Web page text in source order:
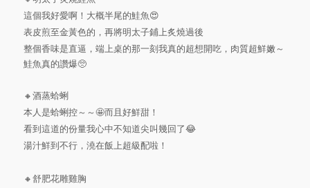
這個我好愛啊！大概半尾的鮭魚😍
表皮煎至金黃色的，再將明太子鋪上炙燒過後
整個香味是直逼，端上桌的那一刻我真的超想開吃，肉質超鮮嫩～
鮭魚真的讚爆🥺
🔸酒蒸蛤蜊
本人是蛤蜊控～～🤩而且好鮮甜！
看到這道的份量我心中不知道尖叫幾回了😂
湯汁鮮到不行，澆在飯上超級配啦！
🔸舒肥花雕雞胸